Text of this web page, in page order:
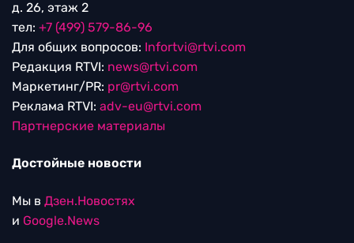
д. 26, этаж 2
тел: +7 (499) 579-86-96
Для общих вопросов: Infortvi@rtvi.com
Редакция RTVI: news@rtvi.com
Маркетинг/PR: pr@rtvi.com
Реклама RTVI: adv-eu@rtvi.com
Партнерские материалы
Достойные новости
Мы в Дзен.Новостях
и Google.News